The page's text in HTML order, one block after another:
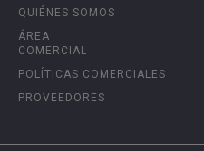
QUIÉNES SOMOS
ÁREA
COMERCIAL
POLÍTICAS COMERCIALES
PROVEEDORES